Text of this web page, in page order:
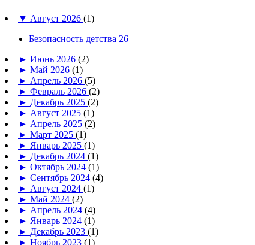
▼ Август 2026 (1)
Безопасность детства 26
► Июнь 2026 (2)
► Май 2026 (1)
► Апрель 2026 (5)
► Февраль 2026 (2)
► Декабрь 2025 (2)
► Август 2025 (1)
► Апрель 2025 (2)
► Март 2025 (1)
► Январь 2025 (1)
► Декабрь 2024 (1)
► Октябрь 2024 (1)
► Сентябрь 2024 (4)
► Август 2024 (1)
► Май 2024 (2)
► Апрель 2024 (4)
► Январь 2024 (1)
► Декабрь 2023 (1)
► Ноябрь 2023 (1)